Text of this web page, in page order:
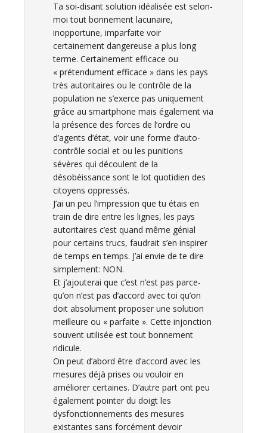
Ta soi-disant solution idéalisée est selon-
moi tout bonnement lacunaire,
inopportune, imparfaite voir
certainement dangereuse a plus long
terme. Certainement efficace ou
« prétendument efficace » dans les pays
très autoritaires ou le contrôle de la
population ne s’exerce pas uniquement
grâce au smartphone mais également via
la présence des forces de l’ordre ou
d’agents d’état, voir une forme d’auto-
contrôle social et ou les punitions
sévères qui découlent de la
désobéissance sont le lot quotidien des
citoyens oppressés.
J’ai un peu l’impression que tu étais en
train de dire entre les lignes, les pays
autoritaires c’est quand même génial
pour certains trucs, faudrait s’en inspirer
de temps en temps. J’ai envie de te dire
simplement: NON.
Et j’ajouterai que c’est n’est pas parce-
qu’on n’est pas d’accord avec toi qu’on
doit absolument proposer une solution
meilleure ou « parfaite ». Cette injonction
souvent utilisée est tout bonnement
ridicule.
On peut d’abord être d’accord avec les
mesures déjà prises ou vouloir en
améliorer certaines. D’autre part ont peu
également pointer du doigt les
dysfonctionnements des mesures
existantes sans forcément devoir